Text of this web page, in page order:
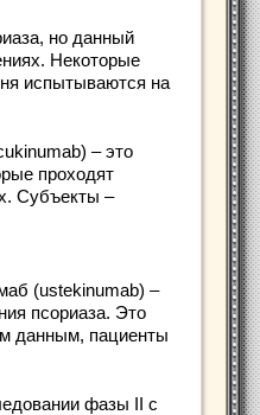
но данный
Некоторые
испытываются на
– это
проходят
Субъекты –
(ustekinumab) –
псориаза. Это
данным, пациенты
фазы II с